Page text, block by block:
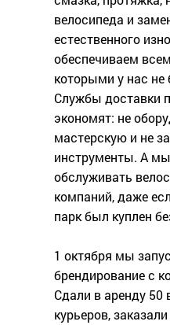
велосипеда и
естественного
обеспечиваем
которыми у нас не
Службы доставки
экономят: не
мастерскую и не
инструменты. А
обслуживать
компаний, даже
парк был куплен
1 октября мы
брендирование с
Сдали в аренду 50
курьеров,